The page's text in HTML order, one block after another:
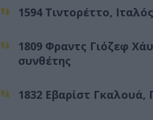
1594 Τιντορέττο,
1809 Φραντς Γιόζεφ
συνθέτης
1832 Εβαρίστ Γκαλουά,